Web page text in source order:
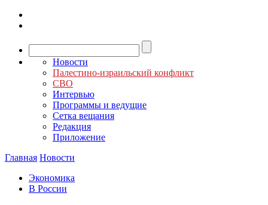
Новости
Палестино-израильский конфликт
СВО
Интервью
Программы и ведущие
Сетка вещания
Редакция
Приложение
Главная Новости
Экономика
В России